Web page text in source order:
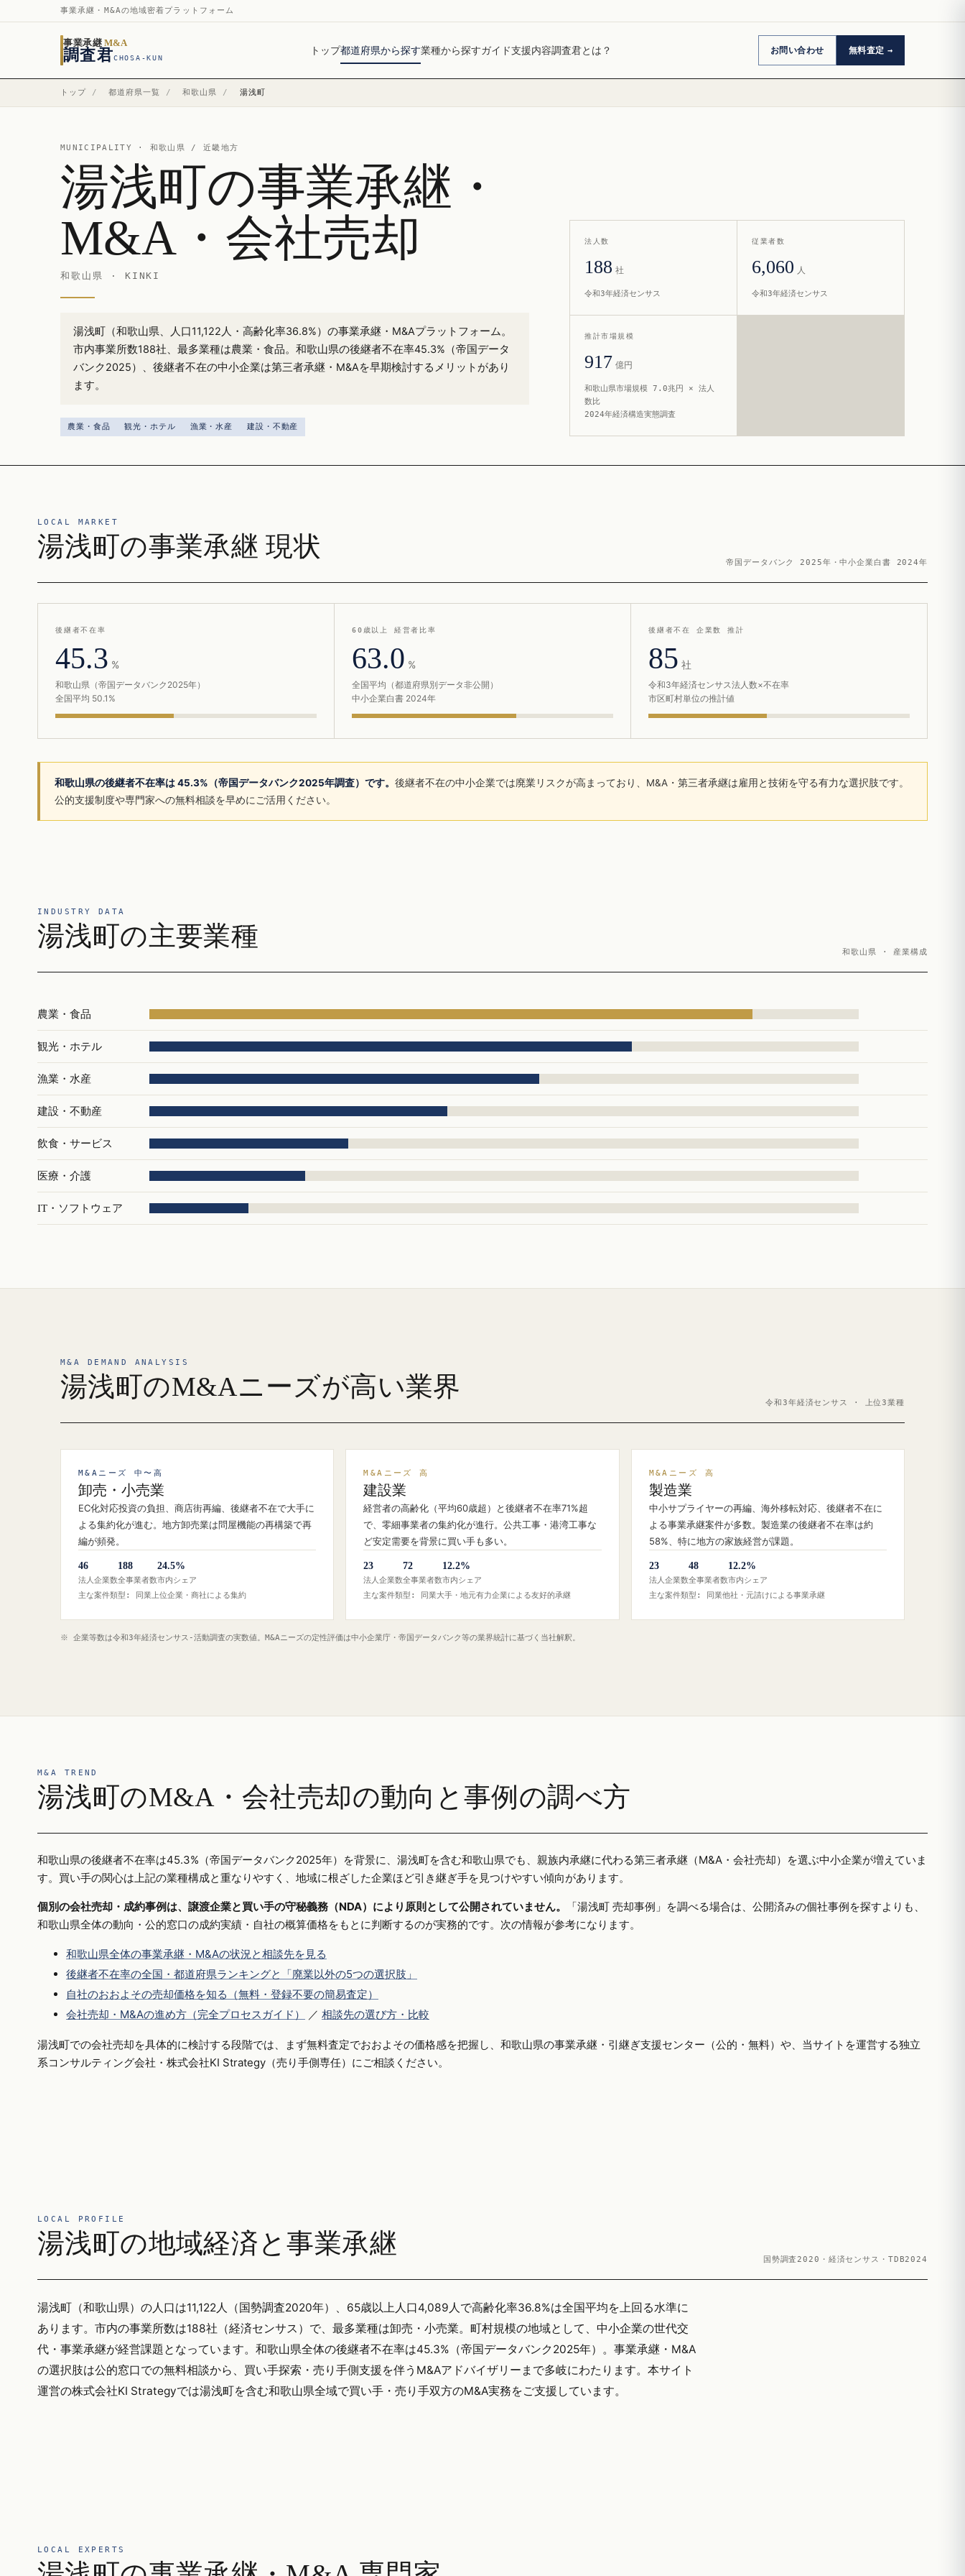
事業承継・M&Aの地域密着プラットフォーム
事業承継 M&A
調査君CHOSA-KUN
トップ都道府県から探す業種から探すガイド支援内容調査君とは？ お問い合わせ 無料査定
トップ / 都道府県一覧 / 和歌山県 / 湯浅町
MUNICIPALITY · 和歌山県 / 近畿地方
湯浅町の事業承継・
M&A・会社売却
和歌山県 · KINKI
湯浅町（和歌山県、人口11,122人・高齢化率36.8%）の事業承継・M&Aプラットフォーム。
市内事業所数188社、最多業種は農業・食品。和歌山県の後継者不在率45.3%（帝国データ
バンク2025）、後継者不在の中小企業は第三者承継・M&Aを早期検討するメリットがあり
ます。
農業・食品 観光・ホテル 漁業・水産 建設・不動産
法人数
188 社
令和3年経済センサス
従業者数
6,060 人
令和3年経済センサス
推計市場規模
917 億円
和歌山県市場規模 7.0兆円 × 法人
数比
2024年経済構造実態調査
LOCAL MARKET
湯浅町の事業承継 現状
帝国データバンク 2025年・中小企業白書 2024年
後継者不在率
45.3 %
和歌山県（帝国データバンク2025年）
全国平均 50.1%
60歳以上 経営者比率
63.0 %
全国平均（都道府県別データ非公開）
中小企業白書 2024年
後継者不在 企業数 推計
85 社
令和3年経済センサス法人数×不在率
市区町村単位の推計値
和歌山県の後継者不在率は 45.3%（帝国データバンク2025年調査）です。 後継者不在の中小企業では廃業リスクが高まっており、M&A・第三者承継は雇用と技術を守る有力な選択肢です。
公的支援制度や専門家への無料相談を早めにご活用ください。
INDUSTRY DATA
湯浅町の主要業種
和歌山県 · 産業構成
農業・食品
観光・ホテル
漁業・水産
建設・不動産
飲食・サービス
医療・介護
IT・ソフトウェア
M&A DEMAND ANALYSIS
湯浅町のM&Aニーズが高い業界
令和3年経済センサス · 上位3業種
M&Aニーズ 中〜高
卸売・小売業
EC化対応投資の負担、商店街再編、後継者不在で大手に
よる集約化が進む。地方卸売業は問屋機能の再構築で再
編が頻発。
46
法人企業数
188
全事業者数
24.5%
市内シェア
主な案件類型: 同業上位企業・商社による集約
M&Aニーズ 高
建設業
経営者の高齢化（平均60歳超）と後継者不在率71%超
で、零細事業者の集約化が進行。公共工事・港湾工事な
ど安定需要を背景に買い手も多い。
23
法人企業数
72
全事業者数
12.2%
市内シェア
主な案件類型: 同業大手・地元有力企業による友好的承継
M&Aニーズ 高
製造業
中小サプライヤーの再編、海外移転対応、後継者不在に
よる事業承継案件が多数。製造業の後継者不在率は約
58%、特に地方の家族経営が課題。
23
法人企業数
48
全事業者数
12.2%
市内シェア
主な案件類型: 同業他社・元請けによる事業承継
※ 企業等数は令和3年経済センサス‐活動調査の実数値。M&Aニーズの定性評価は中小企業庁・帝国データバンク等の業界統計に基づく当社解釈。
M&A TREND
湯浅町のM&A・会社売却の動向と事例の調べ方
和歌山県の後継者不在率は45.3%（帝国データバンク2025年）を背景に、湯浅町を含む和歌山県でも、親族内承継に代わる第三者承継（M&A・会社売却）を選ぶ中小企業が増えていま
す。買い手の関心は上記の業種構成と重なりやすく、地域に根ざした企業ほど引き継ぎ手を見つけやすい傾向があります。
個別の会社売却・成約事例は、譲渡企業と買い手の守秘義務（NDA）により原則として公開されていません。
「湯浅町 売却事例」を調べる場合は、公開済みの個社事例を探すよりも、
和歌山県全体の動向・公的窓口の成約実績・自社の概算価格をもとに判断するのが実務的です。次の情報が参考になります。
和歌山県全体の事業承継・M&Aの状況と相談先を見る
後継者不在率の全国・都道府県ランキングと「廃業以外の5つの選択肢」
自社のおおよその売却価格を知る（無料・登録不要の簡易査定）
会社売却・M&Aの進め方（完全プロセスガイド）
／ 相談先の選び方・比較
湯浅町での会社売却を具体的に検討する段階では、まず無料査定でおおよその価格感を把握し、和歌山県の事業承継・引継ぎ支援センター（公的・無料）や、当サイトを運営する独立
系コンサルティング会社・株式会社KI Strategy（売り手側専任）にご相談ください。
LOCAL PROFILE
湯浅町の地域経済と事業承継
国勢調査2020・経済センサス・TDB2024
湯浅町（和歌山県）の人口は11,122人（国勢調査2020年）、65歳以上人口4,089人で高齢化率36.8%は全国平均を上回る水準に
あります。市内の事業所数は188社（経済センサス）で、最多業種は卸売・小売業。町村規模の地域として、中小企業の世代交
代・事業承継が経営課題となっています。和歌山県全体の後継者不在率は45.3%（帝国データバンク2025年）。事業承継・M&A
の選択肢は公的窓口での無料相談から、買い手探索・売り手側支援を伴うM&Aアドバイザリーまで多岐にわたります。本サイト
運営の株式会社KI Strategyでは湯浅町を含む和歌山県全域で買い手・売り手双方のM&A実務をご支援しています。
LOCAL EXPERTS